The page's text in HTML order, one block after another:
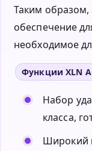
Таким
обеспечение
необходимое
Функции XLN
Набор
класса,
Широкий